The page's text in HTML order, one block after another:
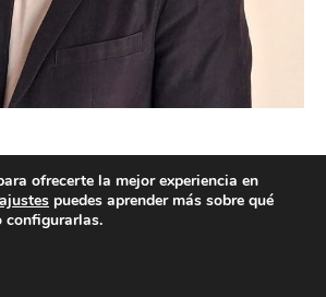
- Todos los derechos reservados
ofrecerte la mejor experiencia en
ajustes puedes aprender más sobre qué
configurarlas.